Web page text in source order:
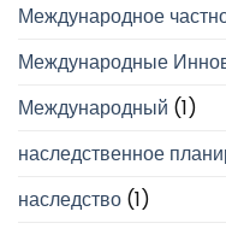
Международное
Международные
Международный (1)
наследственное
наследство (1)